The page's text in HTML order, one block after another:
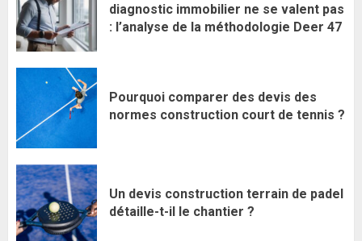
diagnostic immobilier ne se valent pas
: l’analyse de la méthodologie Deer 47
Pourquoi comparer des devis des
normes construction court de tennis ?
Un devis construction terrain de padel
détaille-t-il le chantier ?